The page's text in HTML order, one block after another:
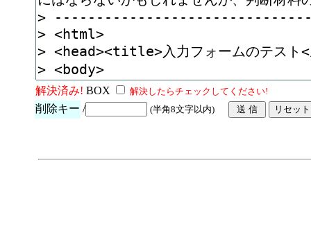
解決済み! BOX 解決したらチェックしてください!
削除キー / (半角8文字以内)